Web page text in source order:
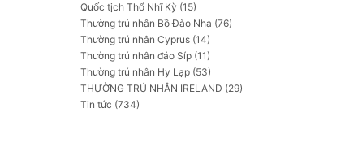
Quốc tịch Thổ Nhĩ Kỳ (15)
Thường trú nhân Bồ Đào Nha (76)
Thường trú nhân Cyprus (14)
Thường trú nhân đảo Síp (11)
Thường trú nhân Hy Lạp (53)
THƯỜNG TRÚ NHÂN IRELAND (29)
Tin tức (734)